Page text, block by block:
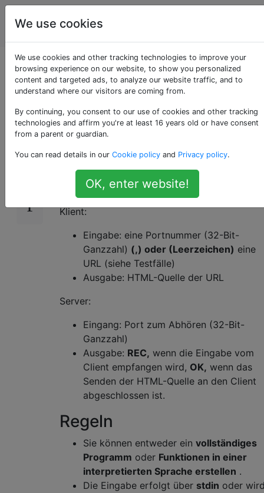
Programmierrätsel
& Code Golf
Erstellen Sie einen
einfachen Proxy
Eingangs- /
Ausgangsspezifikationen
Klient:
Eingabe: eine Portnummer (32-Bit-
Ganzzahl) (,) oder (Leerzeichen) eine
URL (siehe Testfälle)
Ausgabe: HTML-Quelle der URL
Server:
Eingang: Port zum Abhören (32-Bit-
Ganzzahl)
Ausgabe: REC, wenn die Eingabe vom
Client empfangen wird, OK, wenn das
Senden der HTML-Quelle an den Client
abgeschlossen ist.
Regeln
Sie können entweder ein vollständiges
Programm oder Funktionen in einer
interpretierten Sprache erstellen .
Die Eingabe erfolgt über stdin oder
We use cookies
We use cookies and other tracking technologies to improve your
browsing experience on our website, to show you personalized
content and targeted ads, to analyze our website traffic, and to
understand where our visitors are coming from.
By continuing, you consent to our use of cookies and other tracking
technologies and affirm you're at least 16 years old or have consent
from a parent or guardian.
You can read details in our Cookie policy and Privacy policy.
OK, enter website!